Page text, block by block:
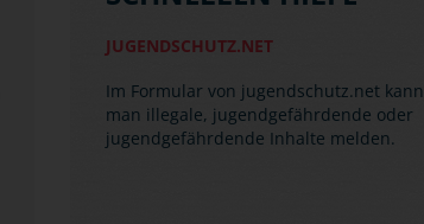
JUGENDSCHUTZ.NET
Im Formular von jugendschutz.net kann
man illegale, jugendgefährdende oder
jugendgefährdende Inhalte melden.